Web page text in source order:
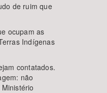
de ruim que
ocupam as
Indígenas
contatados.
não